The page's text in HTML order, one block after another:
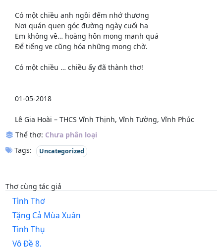
Có một chiều anh ngồi đếm nhớ thương
Nơi quán quen góc đường ngày cuối hạ
Em không về… hoàng hôn mong manh quá
Để tiếng ve cũng hóa những mong chờ.
Có một chiều … chiều ấy đã thành thơ!
01-05-2018
Lê Gia Hoài – THCS Vĩnh Thịnh, Vĩnh Tường, Vĩnh Phúc
Thể thơ: Chưa phân loại
Tags:
Uncategorized
Thơ cùng tác giả
Tình Thơ
Tặng Cả Mùa Xuân
Tình Thụ
Vô Đề 8.